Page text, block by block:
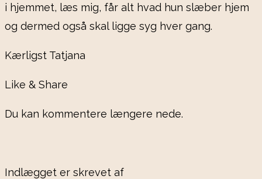
i hjemmet, læs mig, får alt hvad hun slæber hjem
og dermed også skal ligge syg hver gang.
Kærligst Tatjana
Like & Share
Du kan kommentere længere nede.
Indlægget er skrevet af